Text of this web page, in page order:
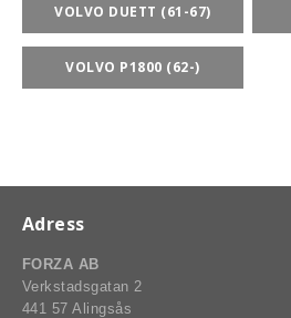
SPRINT
VOLVO DUETT (61-67)
VOLVO P1800 (62-)
Adress
FORZA AB
Verkstadsgatan 2
441 57 Alingsås